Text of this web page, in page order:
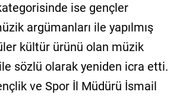
ise gençler
argümanları ile yapılmış
kültür ürünü olan müzik
sözlü olarak yeniden icra etti.
ve Spor İl Müdürü İsmail